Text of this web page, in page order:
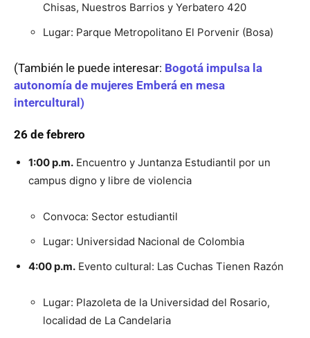
Chisas, Nuestros Barrios y Yerbatero 420
Lugar: Parque Metropolitano El Porvenir (Bosa)
(También le puede interesar: Bogotá impulsa la
autonomía de mujeres Emberá en mesa
intercultural)
26 de febrero
1:00 p.m. Encuentro y Juntanza Estudiantil por un
campus digno y libre de violencia
Convoca: Sector estudiantil
Lugar: Universidad Nacional de Colombia
4:00 p.m. Evento cultural: Las Cuchas Tienen Razón
Lugar: Plazoleta de la Universidad del Rosario,
localidad de La Candelaria